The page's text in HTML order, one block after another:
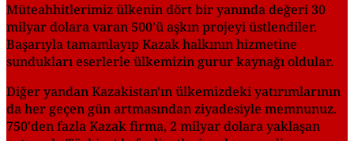
Müteahhitlerimiz ülkenin dört bir yanında değeri 30
milyar dolara varan 500'ü aşkın projeyi üstlendiler.
Başarıyla tamamlayıp Kazak halkının hizmetine
sundukları eserlerle ülkemizin gurur kaynağı oldular.
Diğer yandan Kazakistan'ın ülkemizdeki yatırımlarının
da her geçen gün artmasından ziyadesiyle memnunuz.
750'den fazla Kazak firma, 2 milyar dolara yaklaşan